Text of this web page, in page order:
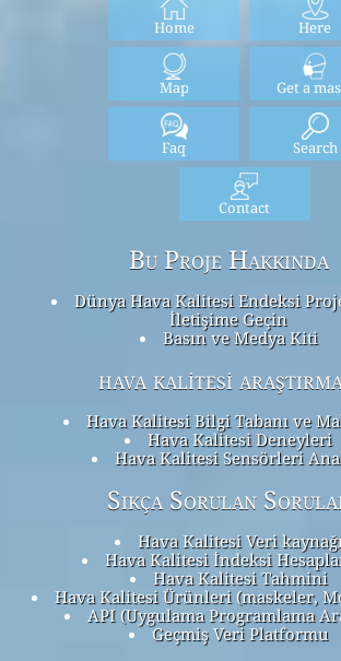
Home Here
Map Get a
Faq Search
Contact
Bu Proje Hakkında
Dünya Hava Kalitesi Endeksi
İletişime Geçin
Basın ve Medya Kiti
hava kalitesi
Hava Kalitesi Bilgi Tabanı ve
Hava Kalitesi Deneyleri
Hava Kalitesi Sensörleri
Sıkça Sorulan
Hava Kalitesi Veri
Hava Kalitesi İndeksi
Hava Kalitesi Tahmini
Hava Kalitesi Ürünleri (maskeler,
API (Uygulama Programlama
Geçmiş Veri Platformu